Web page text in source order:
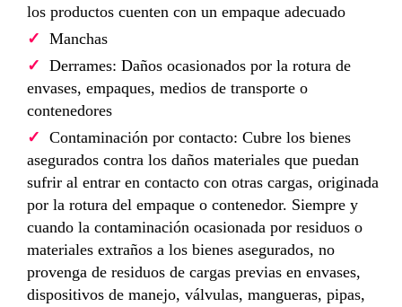
los productos cuenten con un empaque adecuado
Manchas
Derrames: Daños ocasionados por la rotura de
envases, empaques, medios de transporte o
contenedores
Contaminación por contacto: Cubre los bienes
asegurados contra los daños materiales que puedan
sufrir al entrar en contacto con otras cargas, originada
por la rotura del empaque o contenedor. Siempre y
cuando la contaminación ocasionada por residuos o
materiales extraños a los bienes asegurados, no
provenga de residuos de cargas previas en envases,
dispositivos de manejo, válvulas, mangueras, pipas,